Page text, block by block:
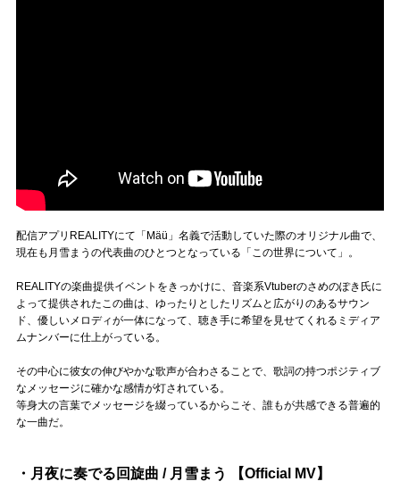
配信アプリREALITYにて「Mäü」名義で活動していた際のオリジナル曲で、
現在も月雪まうの代表曲のひとつとなっている「この世界について」。
REALITYの楽曲提供イベントをきっかけに、音楽系Vtuberのさめのぽき氏に
よって提供されたこの曲は、ゆったりとしたリズムと広がりのあるサウン
ド、優しいメロディが一体になって、聴き手に希望を見せてくれるミディア
ムナンバーに仕上がっている。
その中心に彼女の伸びやかな歌声が合わさることで、歌詞の持つポジティブ
なメッセージに確かな感情が灯されている。
等身大の言葉でメッセージを綴っているからこそ、誰もが共感できる普遍的
な一曲だ。
・月夜に奏でる回旋曲 / 月雪まう 【Official MV】